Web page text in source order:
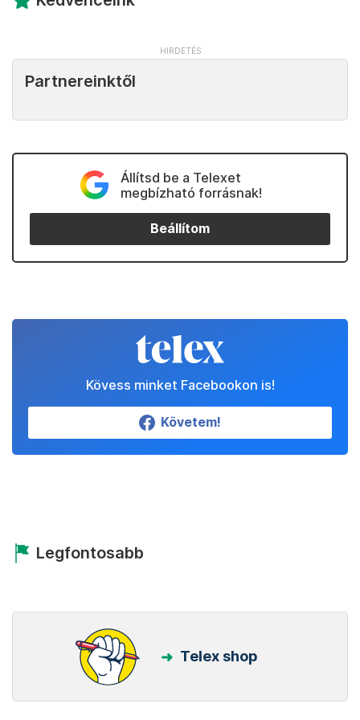
Partnereinktől
Állítsd be a Telexet
megbízható forrásnak!
Beállítom
Kövess minket Facebookon is!
Követem!
Legfontosabb
Telex shop